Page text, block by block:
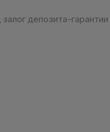
депозита-гарантии